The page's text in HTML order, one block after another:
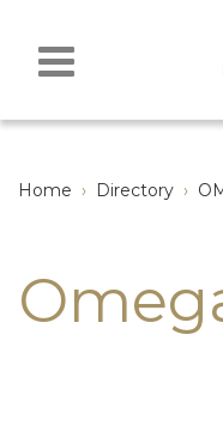
Home › Directory ›